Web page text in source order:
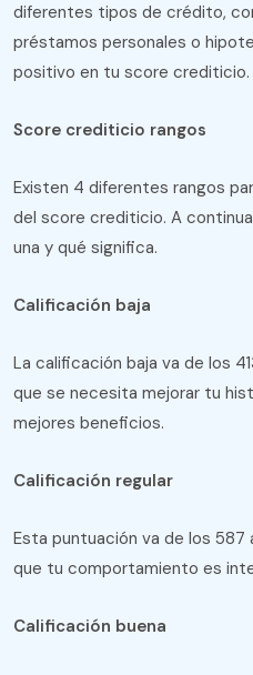
diferentes tipos de crédito,
préstamos personales o
positivo en tu score crediticio.
Score crediticio rangos
Existen 4 diferentes rangos
del score crediticio. A
una y qué significa.
Calificación baja
La calificación baja va de los
que se necesita mejorar tu
mejores beneficios.
Calificación regular
Esta puntuación va de los
que tu comportamiento es
Calificación buena